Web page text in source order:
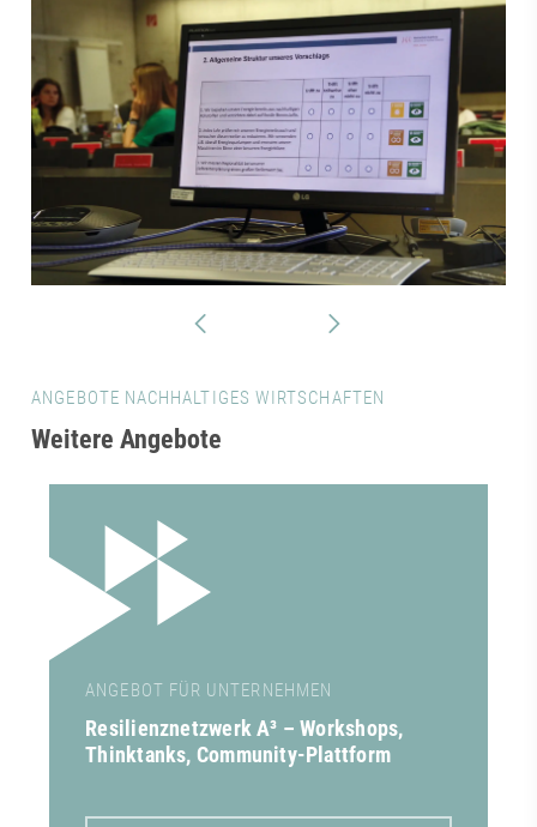
ANGEBOTE NACHHALTIGES WIRTSCHAFTEN
Weitere Angebote
ANGEBOT FÜR UNTERNEHMEN
Resilienznetzwerk A³ – Workshops,
Thinktanks, Community-Plattform